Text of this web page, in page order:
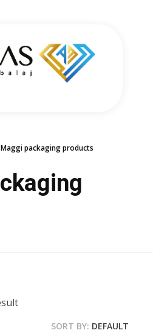
Maggi packaging products
SORT BY: DEFAULT